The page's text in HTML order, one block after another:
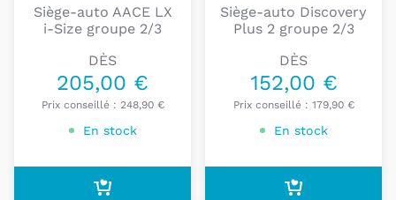
Siège-auto AACE LX
i-Size groupe 2/3
DÈS
205,00 €
Prix conseillé : 248,90 €
En stock
Siège-auto Discovery
Plus 2 groupe 2/3
DÈS
152,00 €
Prix conseillé : 179,90 €
En stock